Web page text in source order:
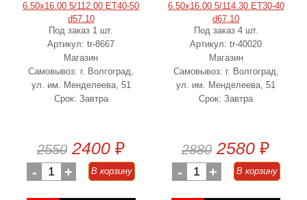
6.50x16.00 5/112.00 ET40-50
d57.10
Под заказ 1 шт.
Артикул: tr-8667
Магазин
Самовывоз: г. Волгоград,
ул. им. Менделеева, 51
Срок: Завтра
2550 2400 ₽
- 1 + В корзину
6.50x16.00 5/114.30 ET30-40
d67.10
Под заказ 4 шт.
Артикул: tr-40020
Магазин
Самовывоз: г. Волгоград,
ул. им. Менделеева, 51
Срок: Завтра
2880 2580 ₽
- 1 + В корзину